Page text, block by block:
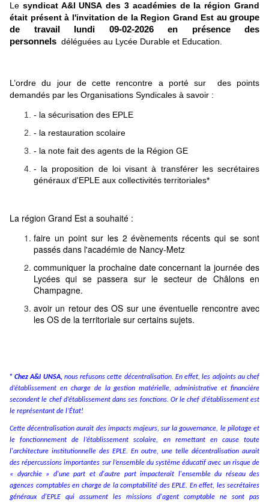
Le syndicat A&I UNSA des 3 académies de la région Grand
était présent à l'invitation de la Region Grand Est au groupe
de travail lundi 09-02-2026 en présence des
personnels déléguées au Lycée Durable et Education.
L’ordre du jour de cette rencontre a porté sur des points
demandés par les Organisations Syndicales à savoir :
- la sécurisation des EPLE
- la restauration scolaire
- la note fait des agents de la Région GE
- la proposition de loi visant à transférer les secrétaires
généraux d'EPLE aux collectivités territoriales*
La région Grand Est a souhaité :
faire un point sur les 2 évènements récents qui se sont
passés dans l'académie de Nancy-Metz
communiquer la prochaine date concernant la journée des
Lycées qui se passera sur le secteur de Châlons en
Champagne.
avoir un retour des OS sur une éventuelle rencontre avec
les OS de la territoriale sur certains sujets.
*Chez A&I UNSA, nous refusons cette décentralisation. En effet, les adjoints au chef
d’établissement en charge de la gestion matérielle, administrative et financière
secondent le chef d’établissement dans ses fonctions. Or le chef d’établissement est
le représentant de l’État!
Cette décentralisation aurait des impacts majeurs, sur la gouvernance, le pilotage et
le fonctionnement de l’établissement scolaire, en remettant en cause toute
l'architecture institutionnelle des EPLE. En outre, une telle décentralisation aurait
des répercussions importantes sur l’ensemble du système éducatif avec un risque de
« dyarchie » d'une part et d'autre part impacterait l'ensemble du réseau des
agences comptables en charge de la comptabilité des EPLE. En effet, les secrétaires
généraux d'EPLE qui assument les missions d'agent comptable ne sont pas